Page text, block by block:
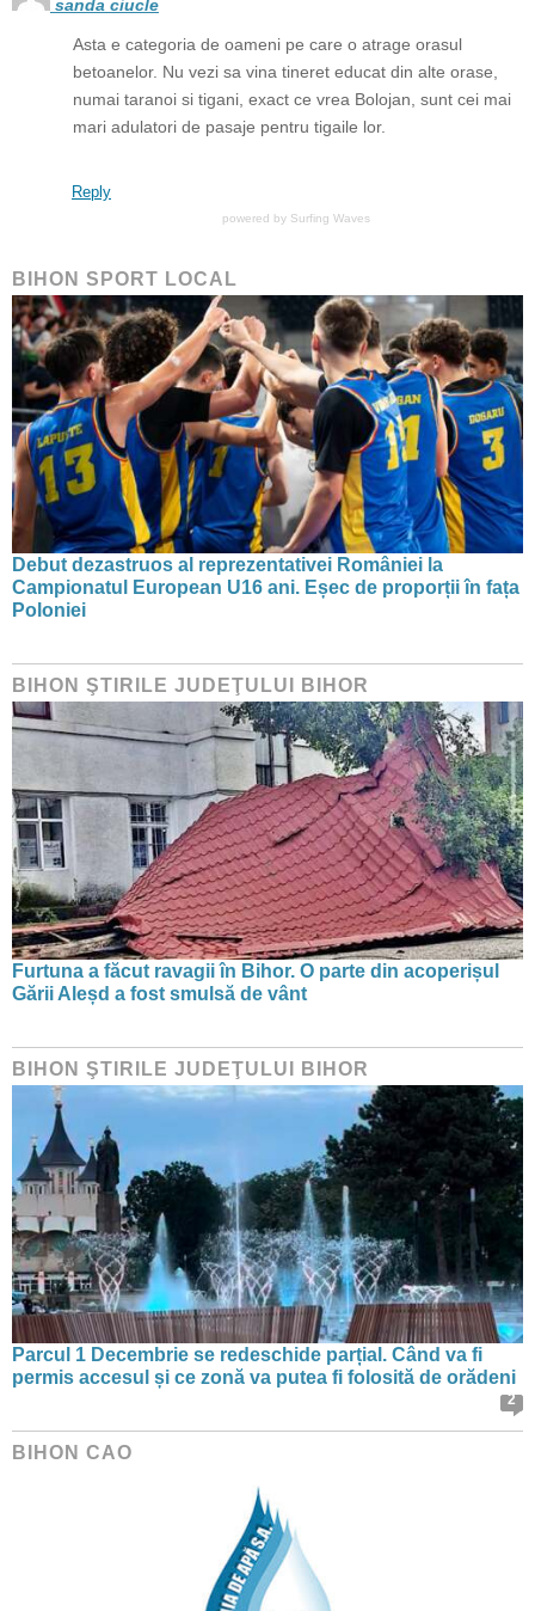
sanda ciucle
Asta e categoria de oameni pe care o atrage orasul
betoanelor. Nu vezi sa vina tineret educat din alte orase,
numai taranoi si tigani, exact ce vrea Bolojan, sunt cei mai
mari adulatori de pasaje pentru tigaile lor.
Reply
powered by Surfing Waves
BIHON SPORT LOCAL
Debut dezastruos al reprezentativei României la
Campionatul European U16 ani. Eșec de proporții în fața
Poloniei
BIHON ŞTIRILE JUDEŢULUI BIHOR
Furtuna a făcut ravagii în Bihor. O parte din acoperișul
Gării Aleșd a fost smulsă de vânt
BIHON ŞTIRILE JUDEŢULUI BIHOR
Parcul 1 Decembrie se redeschide parțial. Când va fi
permis accesul și ce zonă va putea fi folosită de orădeni
2
BIHON CAO